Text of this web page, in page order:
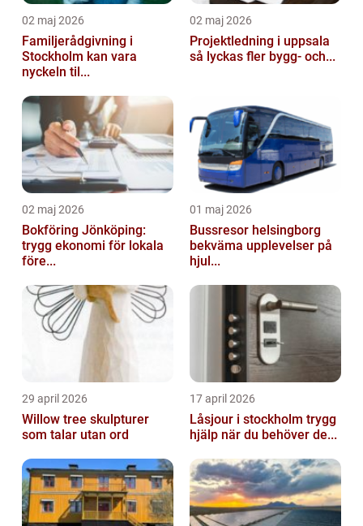
02 maj 2026
Familjerådgivning i
Stockholm kan vara
nyckeln til...
02 maj 2026
Projektledning i uppsala
så lyckas fler bygg- och...
02 maj 2026
Bokföring Jönköping:
trygg ekonomi för lokala
före...
01 maj 2026
Bussresor helsingborg
bekväma upplevelser på
hjul...
29 april 2026
Willow tree skulpturer
som talar utan ord
17 april 2026
Låsjour i stockholm trygg
hjälp när du behöver de...